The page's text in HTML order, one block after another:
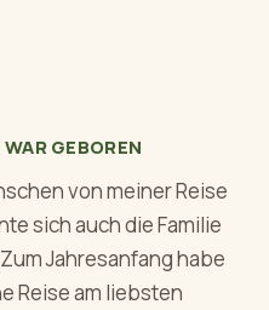
GEBOREN
von meiner Reise
sich auch die Familie
Jahresanfang habe
Reise am liebsten